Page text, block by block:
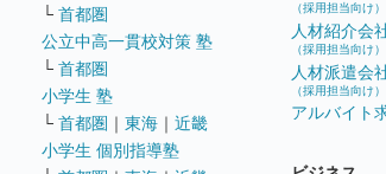
└ 首都圏
公立中高一貫校対策 塾
└ 首都圏
小学生 塾
└ 首都圏 ｜ 東海 ｜ 近畿
小学生 個別指導塾
（採用担当向け）
人材紹介会
（採用担当向け）
人材派遣会
（採用担当向け）
アルバイト